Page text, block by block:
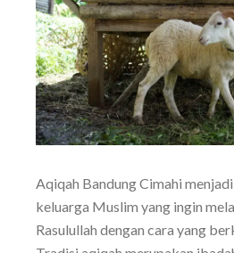
Aqiqah Bandung Cimahi
keluarga Muslim yang ingin
Rasulullah dengan cara yang